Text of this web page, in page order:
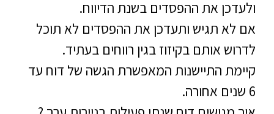
ולעדכן את ההפסדים בשנת הדיווח.
אם לא תגיש ותעדכן את ההפסדים לא תוכל
לדרוש אותם בקיזוז בגין רווחים בעתיד.
קיימת התיישנות המאפשרת הגשה של דוח עד
6 שנים אחורה.